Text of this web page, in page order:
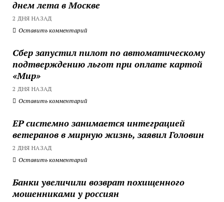
днем лета в Москве
2 ДНЯ НАЗАД
Оставить комментарий
Сбер запустил пилот по автоматическому
подтверждению льгот при оплате картой
«Мир»
2 ДНЯ НАЗАД
Оставить комментарий
ЕР системно занимается интеграцией
ветеранов в мирную жизнь, заявил Головин
2 ДНЯ НАЗАД
Оставить комментарий
Банки увеличили возврат похищенного
мошенниками у россиян